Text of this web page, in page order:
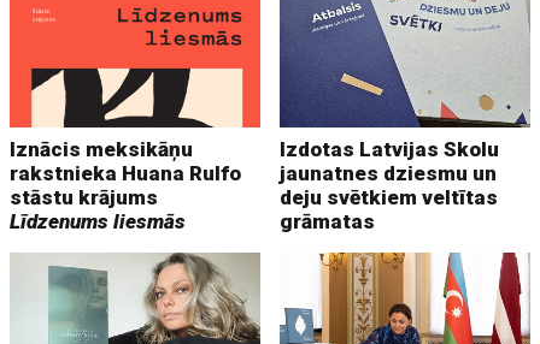
Iznācis meksikāņu
rakstnieka Huana Rulfo
stāstu krājums
Līdzenums liesmās
Izdotas Latvijas Skolu
jaunatnes dziesmu un
deju svētkiem veltītas
grāmatas